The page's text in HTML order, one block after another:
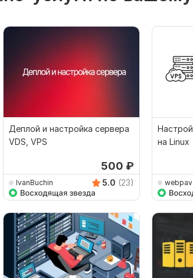
Деплой и настройка сервера
VDS, VPS
500 ₽
IvanBuchin 5.0 (23)
на Linux
webpav